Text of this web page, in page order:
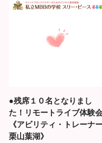
●残席１０名となりまし
た！リモートライブ体験
《アビリティ・トレーナ
栗山葉湖》